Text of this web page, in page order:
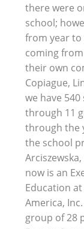
there were
school;
from year to
coming
their own
Copiague,
we have
through 11
through the
the school
now is an
Education
America,
group of 28